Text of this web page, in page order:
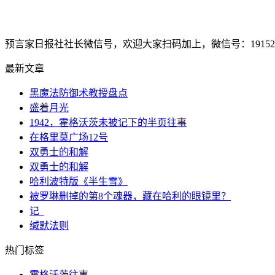
预言家日报社社长微信号，欢迎大家扫码加上，微信号：
最新文章
黑魔法防御术教授盘点
盛着月光
1942，霍格沃茨未被记下的半页往事
在格里莫广场12号
双勇士的和解
双勇士的和解
哈利波特版《半生雪》
被罗琳删掉的第8个魂器，藏在哈利的眼镜里？
记_
缄默法则
热门标签